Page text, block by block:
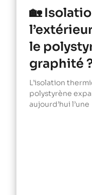
🏡
le
graphité
L’isolation
polystyrène
aujourd’hui l’une